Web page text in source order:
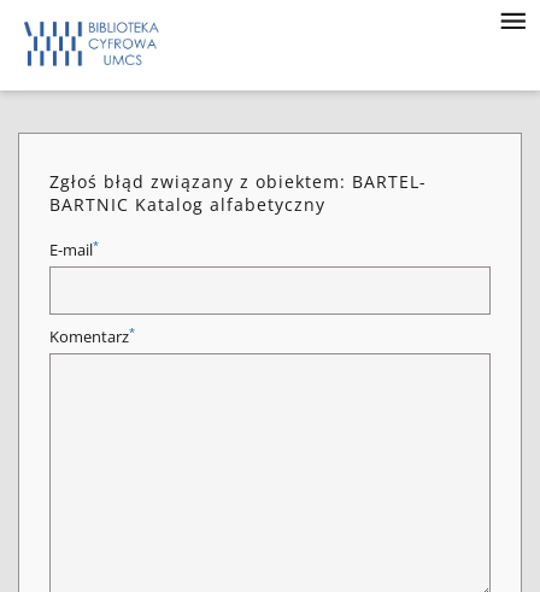
Zgłoś błąd związany z obiektem: BARTEL-
BARTNIC Katalog alfabetyczny
E-mail*
Komentarz*